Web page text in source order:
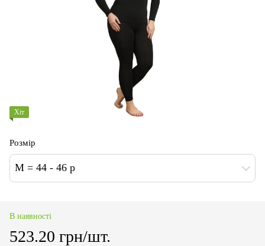
Хіт
Розмір
M = 44 - 46 р
В наявності
523.20 грн/шт.